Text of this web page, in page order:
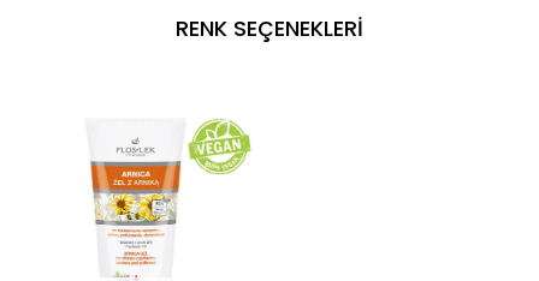
RENK SEÇENEKLERI